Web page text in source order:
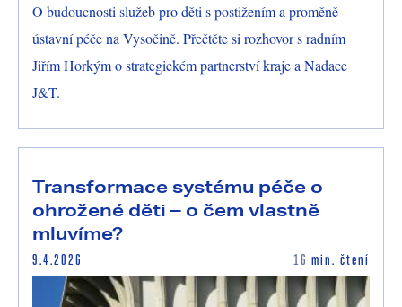
O budoucnosti služeb pro děti s postižením a proměně
ústavní péče na Vysočině. Přečtěte si rozhovor s radním
Jiřím Horkým o strategickém partnerství kraje a Nadace
J&T.
Transformace systému péče o
ohrožené děti – o čem vlastně
mluvíme?
9.4.2026 16 min. čtení